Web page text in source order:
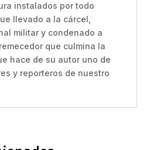
instalados por todo
llevado a la cárcel,
militar y condenado a
que culmina la
hace de su autor uno de
y reporteros de nuestro